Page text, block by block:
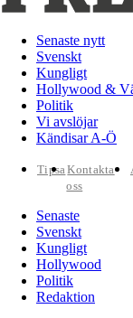
Senaste nytt
Svenskt
Kungligt
Hollywood &
Politik
Vi avslöjar
Kändisar A-Ö
TipsaKontakta
oss
Senaste
Svenskt
Kungligt
Hollywood
Politik
Redaktion